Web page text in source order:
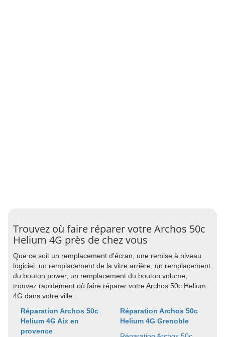
Trouvez où faire réparer votre Archos 50c
Helium 4G près de chez vous
Que ce soit un remplacement d'écran, une remise à niveau
logiciel, un remplacement de la vitre arrière, un remplacement
du bouton power, un remplacement du bouton volume,
trouvez rapidement où faire réparer votre Archos 50c Helium
4G dans votre ville :
Réparation Archos 50c
Helium 4G Aix en
provence
Réparation Archos 50c
Helium 4G Grenoble